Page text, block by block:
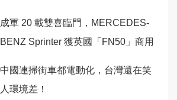
成軍 20 載雙喜臨門，MERCEDES-
BENZ Sprinter 獲英國「FN50」商用
中國連掃街車都電動化，台灣還在笑
人環境差！